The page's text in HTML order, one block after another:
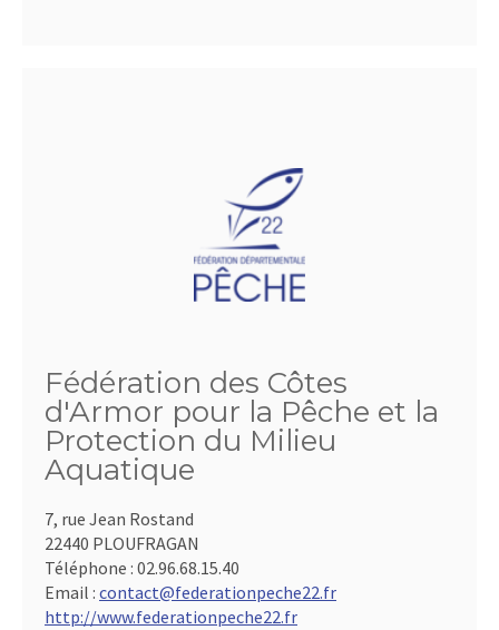
Fédération des Côtes
d'Armor pour la Pêche et la
Protection du Milieu
Aquatique
7, rue Jean Rostand
22440 PLOUFRAGAN
Téléphone : 02.96.68.15.40
Email : contact@federationpeche22.fr
http://www.federationpeche22.fr